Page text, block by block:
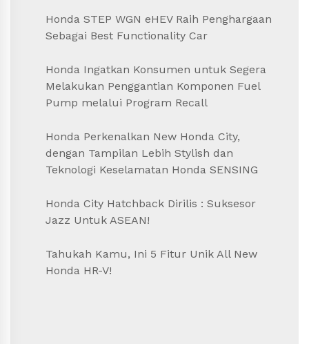
Honda STEP WGN eHEV Raih Penghargaan
Sebagai Best Functionality Car
Honda Ingatkan Konsumen untuk Segera
Melakukan Penggantian Komponen Fuel
Pump melalui Program Recall
Honda Perkenalkan New Honda City,
dengan Tampilan Lebih Stylish dan
Teknologi Keselamatan Honda SENSING
Honda City Hatchback Dirilis : Suksesor
Jazz Untuk ASEAN!
Tahukah Kamu, Ini 5 Fitur Unik All New
Honda HR-V!